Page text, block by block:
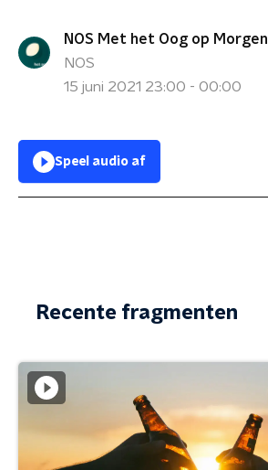
NOS Met het Oog op Morgen
NOS
15 juni 2021 23:00 - 00:00
Speel audio af
Recente fragmenten